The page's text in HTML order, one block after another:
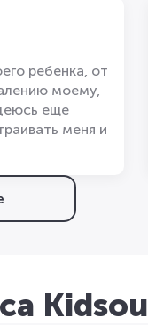
ребенка, от
моему,
еще
меня и